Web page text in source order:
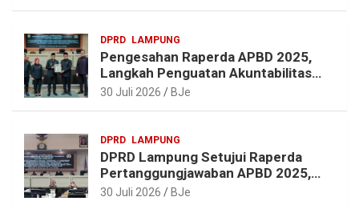
DPRD LAMPUNG
Pengesahan Raperda APBD 2025,
Langkah Penguatan Akuntabilitas
dan Pembangunan Lampung
30 Juli 2026 BJe
DPRD LAMPUNG
DPRD Lampung Setujui Raperda
Pertanggungjawaban APBD 2025,
Beri Sejumlah Rekomendasi
30 Juli 2026 BJe